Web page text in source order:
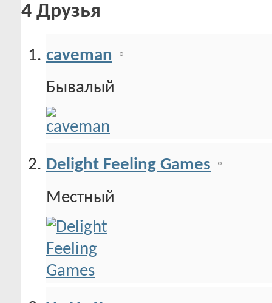
4 Друзья
caveman
Бывалый
Delight Feeling Games
Местный